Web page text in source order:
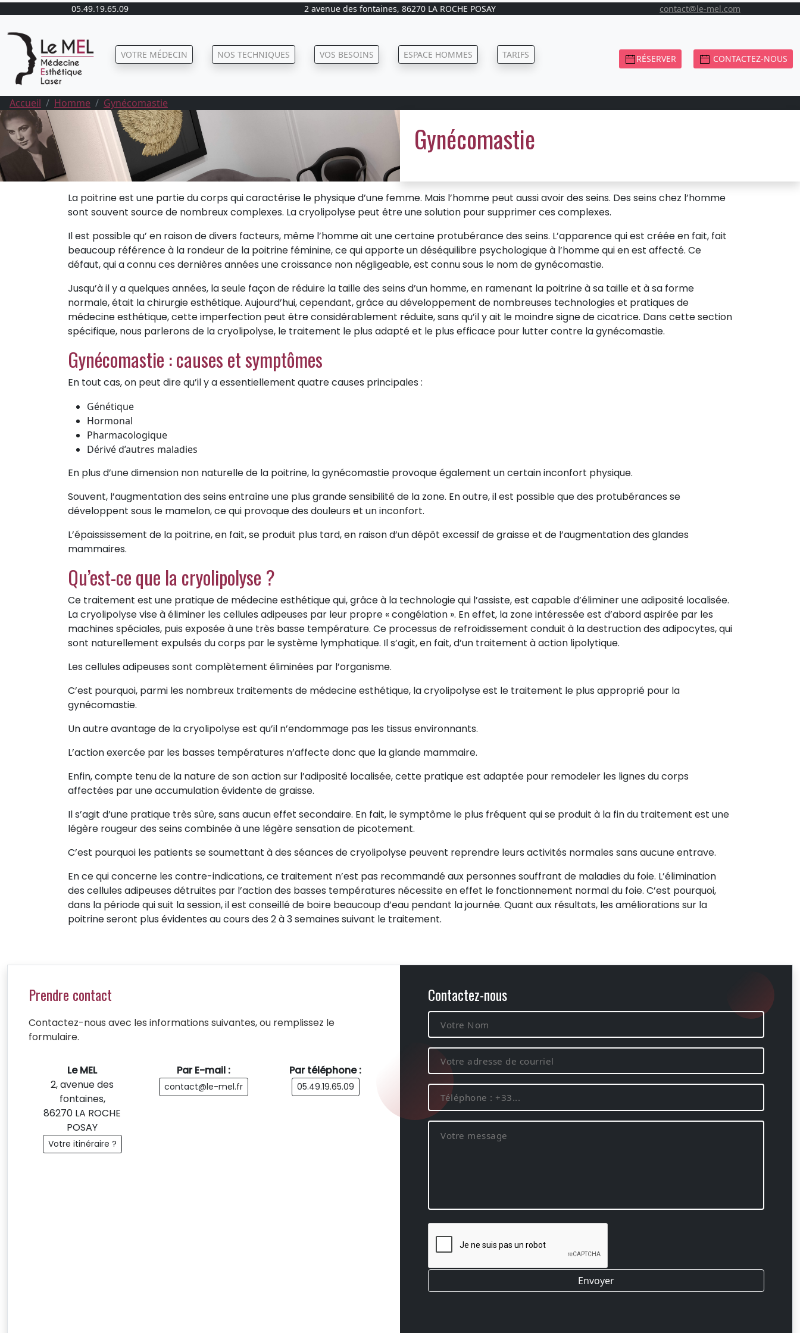
05.49.19.65.09 2 avenue des fontaines, 86270 LA ROCHE POSAY contact@le-mel.com
VOTRE MÉDECIN NOS TECHNIQUES VOS BESOINS ESPACE HOMMES TARIFS RÉSERVER CONTACTEZ-NOUS
Accueil Homme Gynécomastie
Gynécomastie
La poitrine est une partie du corps qui caractérise le physique d’une femme. Mais l’homme peut aussi avoir des seins. Des seins chez l’homme
sont souvent source de nombreux complexes. La cryolipolyse peut être une solution pour supprimer ces complexes.
Il est possible qu’ en raison de divers facteurs, même l’homme ait une certaine protubérance des seins. L’apparence qui est créée en fait, fait
beaucoup référence à la rondeur de la poitrine féminine, ce qui apporte un déséquilibre psychologique à l’homme qui en est affecté. Ce
défaut, qui a connu ces dernières années une croissance non négligeable, est connu sous le nom de gynécomastie.
Jusqu’à il y a quelques années, la seule façon de réduire la taille des seins d’un homme, en ramenant la poitrine à sa taille et à sa forme
normale, était la chirurgie esthétique. Aujourd’hui, cependant, grâce au développement de nombreuses technologies et pratiques de
médecine esthétique, cette imperfection peut être considérablement réduite, sans qu’il y ait le moindre signe de cicatrice. Dans cette section
spécifique, nous parlerons de la cryolipolyse, le traitement le plus adapté et le plus efficace pour lutter contre la gynécomastie.
Gynécomastie : causes et symptômes
En tout cas, on peut dire qu’il y a essentiellement quatre causes principales :
Génétique
Hormonal
Pharmacologique
Dérivé d’autres maladies
En plus d’une dimension non naturelle de la poitrine, la gynécomastie provoque également un certain inconfort physique.
Souvent, l’augmentation des seins entraîne une plus grande sensibilité de la zone. En outre, il est possible que des protubérances se
développent sous le mamelon, ce qui provoque des douleurs et un inconfort.
L’épaississement de la poitrine, en fait, se produit plus tard, en raison d’un dépôt excessif de graisse et de l’augmentation des glandes
mammaires.
Qu’est-ce que la cryolipolyse ?
Ce traitement est une pratique de médecine esthétique qui, grâce à la technologie qui l’assiste, est capable d’éliminer une adiposité localisée.
La cryolipolyse vise à éliminer les cellules adipeuses par leur propre « congélation ». En effet, la zone intéressée est d’abord aspirée par les
machines spéciales, puis exposée à une très basse température. Ce processus de refroidissement conduit à la destruction des adipocytes, qui
sont naturellement expulsés du corps par le système lymphatique. Il s’agit, en fait, d’un traitement à action lipolytique.
Les cellules adipeuses sont complètement éliminées par l’organisme.
C’est pourquoi, parmi les nombreux traitements de médecine esthétique, la cryolipolyse est le traitement le plus approprié pour la
gynécomastie.
Un autre avantage de la cryolipolyse est qu’il n’endommage pas les tissus environnants.
L’action exercée par les basses températures n’affecte donc que la glande mammaire.
Enfin, compte tenu de la nature de son action sur l’adiposité localisée, cette pratique est adaptée pour remodeler les lignes du corps
affectées par une accumulation évidente de graisse.
Il s’agit d’une pratique très sûre, sans aucun effet secondaire. En fait, le symptôme le plus fréquent qui se produit à la fin du traitement est une
légère rougeur des seins combinée à une légère sensation de picotement.
C’est pourquoi les patients se soumettant à des séances de cryolipolyse peuvent reprendre leurs activités normales sans aucune entrave.
En ce qui concerne les contre-indications, ce traitement n’est pas recommandé aux personnes souffrant de maladies du foie. L’élimination
des cellules adipeuses détruites par l’action des basses températures nécessite en effet le fonctionnement normal du foie. C’est pourquoi,
dans la période qui suit la session, il est conseillé de boire beaucoup d’eau pendant la journée. Quant aux résultats, les améliorations sur la
poitrine seront plus évidentes au cours des 2 à 3 semaines suivant le traitement.
Prendre contact
Contactez-nous avec les informations suivantes, ou remplissez le
formulaire.
Le MEL
2, avenue des
fontaines,
86270 LA ROCHE
POSAY
Votre itinéraire ?
Par E-mail :
contact@le-mel.fr
Par téléphone :
05.49.19.65.09
Contactez-nous
Envoyer